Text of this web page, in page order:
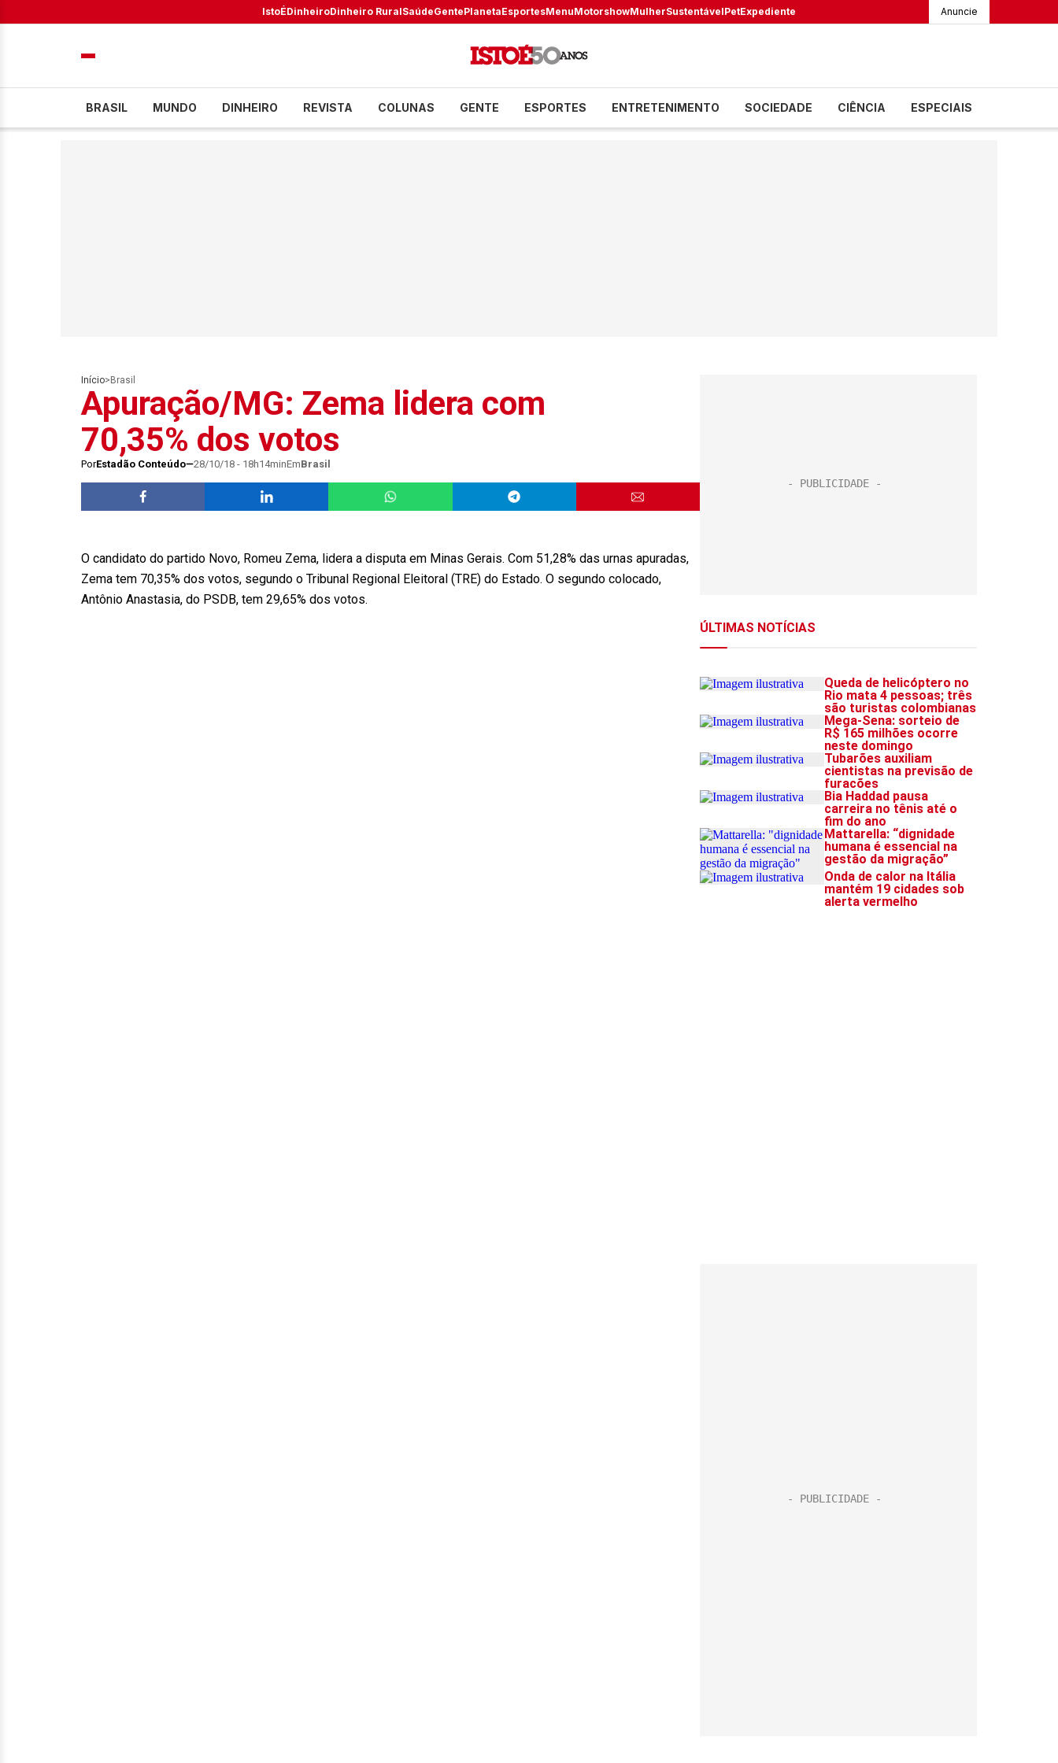
IstoÉDinheiroDinheiro RuralSaúdeGentePlanetaEsportesMenuMotorshowMulherSustentávelPetExpediente Anuncie
BRASIL MUNDO DINHEIRO REVISTA COLUNAS GENTE ESPORTES ENTRETENIMENTO SOCIEDADE CIÊNCIA ESPECIAIS
Início> Brasil
Apuração/MG: Zema lidera com
70,35% dos votos
PorEstadão Conteúdo 28/10/18 - 18h14minEmBrasil
O candidato do partido Novo, Romeu Zema, lidera a disputa em Minas Gerais. Com 51,28% das urnas apuradas,
Zema tem 70,35% dos votos, segundo o Tribunal Regional Eleitoral (TRE) do Estado. O segundo colocado,
Antônio Anastasia, do PSDB, tem 29,65% dos votos.